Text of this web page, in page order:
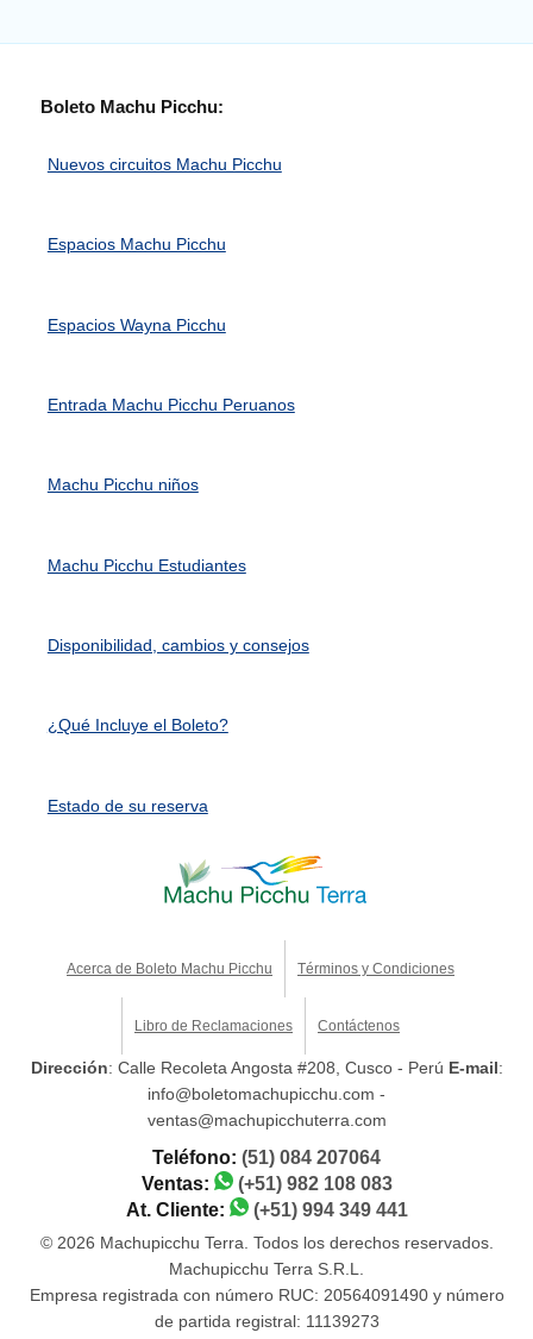
Boleto Machu Picchu:
Nuevos circuitos Machu Picchu
Espacios Machu Picchu
Espacios Wayna Picchu
Entrada Machu Picchu Peruanos
Machu Picchu niños
Machu Picchu Estudiantes
Disponibilidad, cambios y consejos
¿Qué Incluye el Boleto?
Estado de su reserva
Acerca de Boleto Machu Picchu Términos y Condiciones
Libro de Reclamaciones Contáctenos
Dirección: Calle Recoleta Angosta #208, Cusco - Perú E-mail:
info@boletomachupicchu.com -
ventas@machupicchuterra.com
Teléfono: (51) 084 207064
Ventas:
(+51) 982 108 083
At. Cliente:
(+51) 994 349 441
© 2026 Machupicchu Terra. Todos los derechos reservados.
Machupicchu Terra S.R.L.
Empresa registrada con número RUC: 20564091490 y número
de partida registral: 11139273